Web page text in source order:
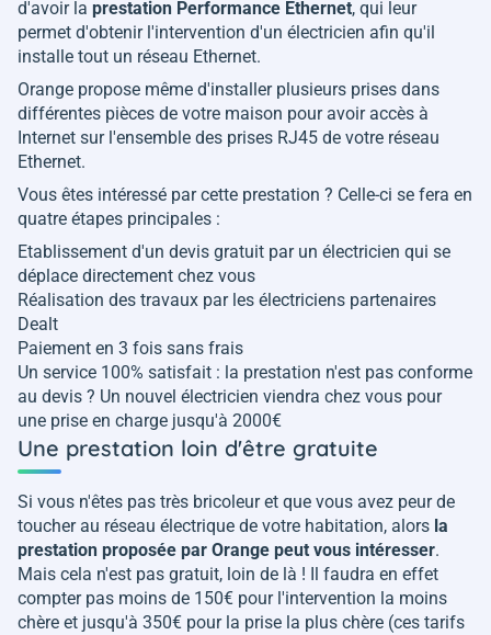
d'avoir la prestation Performance Ethernet, qui leur
permet d'obtenir l'intervention d'un électricien afin qu'il
installe tout un réseau Ethernet.
Orange propose même d'installer plusieurs prises dans
différentes pièces de votre maison pour avoir accès à
Internet sur l'ensemble des prises RJ45 de votre réseau
Ethernet.
Vous êtes intéressé par cette prestation ? Celle-ci se fera en
quatre étapes principales :
Etablissement d'un devis gratuit par un électricien qui se
déplace directement chez vous
Réalisation des travaux par les électriciens partenaires
Dealt
Paiement en 3 fois sans frais
Un service 100% satisfait : la prestation n'est pas conforme
au devis ? Un nouvel électricien viendra chez vous pour
une prise en charge jusqu'à 2000€
Une prestation loin d'être gratuite
Si vous n'êtes pas très bricoleur et que vous avez peur de
toucher au réseau électrique de votre habitation, alors la
prestation proposée par Orange peut vous intéresser.
Mais cela n'est pas gratuit, loin de là ! Il faudra en effet
compter pas moins de 150€ pour l'intervention la moins
chère et jusqu'à 350€ pour la prise la plus chère (ces tarifs